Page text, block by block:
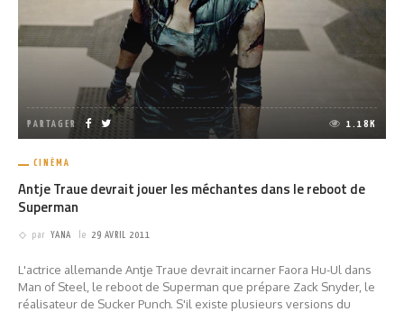
PARTAGER 1.18K
CINÉMA
Antje Traue devrait jouer les méchantes dans le reboot de
Superman
par YANA le 29 AVRIL 2011
L'actrice allemande Antje Traue devrait incarner Faora Hu-Ul dans
Man of Steel, le reboot de Superman que prépare Zack Snyder, le
réalisateur de Sucker Punch. S'il existe plusieurs versions du